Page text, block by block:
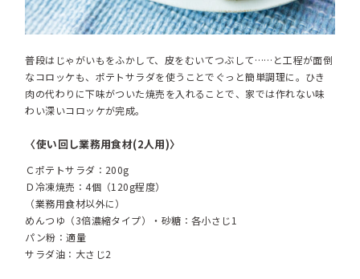
普段はじゃがいもをふかして、皮をむいてつぶして……と工程が面倒
なコロッケも、ポテトサラダを使うことでぐっと簡単調理に。ひき
肉の代わりに下味がついた焼売を入れることで、家では作れない味
わい深いコロッケが完成。
〈使い回し業務用食材(2人用)〉
Ｃポテトサラダ：200g
Ｄ冷凍焼売：4個（120g程度）
（業務用食材以外に）
めんつゆ（3倍濃縮タイプ）・砂糖：各小さじ1
パン粉：適量
サラダ油：大さじ2